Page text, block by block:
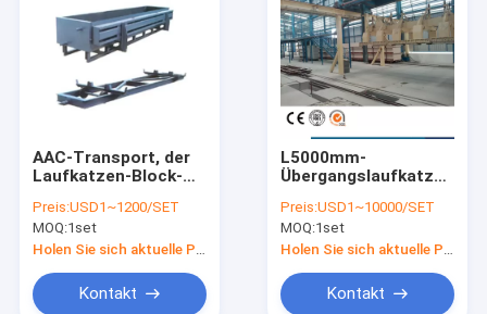
AAC-Transport, der
Laufkatzen-Block-
dämpft
Preis:USD1~1200/SET
MOQ:1set
Kontakt
L5000mm-
Übergangslaufkatzen-
Maschine für AAC-
Linie
Preis:USD1~10000/SET
MOQ:1set
Kontakt